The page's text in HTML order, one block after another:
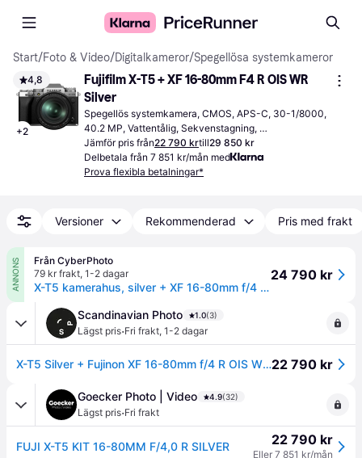
Start/Foto & Video/Digitalkameror/Spegellösa systemkameror
4,8
+2
Fujifilm X-T5 + XF 16-80mm F4 R OIS WR
Silver
Spegellös systemkamera, CMOS, APS-C, 30-1/8000,
40.2 MP, Vattentålig, Sekvenstagning,
Ansiktsigenkänning, 557g
Jämför pris från22 790 krtill29 850 kr
Delbetala från 7 851 kr/mån med
Prova flexibla betalningar*
Versioner Rekommenderad Pris med frakt
ANNONS
Från CyberPhoto
79 kr frakt, 1-2 dagar
X-T5 kamerahus, silver + XF 16-80mm f/4 R OIS WR
24 790 kr
Scandinavian Photo 1.0(3)
Lägst pris·Fri frakt, 1-2 dagar
X-T5 Silver + Fujinon XF 16-80mm f/4 R OIS WR EU22 790 kr
Goecker Photo | Video 4.9(32)
Lägst pris·Fri frakt
FUJI X-T5 KIT 16-80MM F/4,0 R SILVER 22 790 kr
Eller 7 851 kr/mån